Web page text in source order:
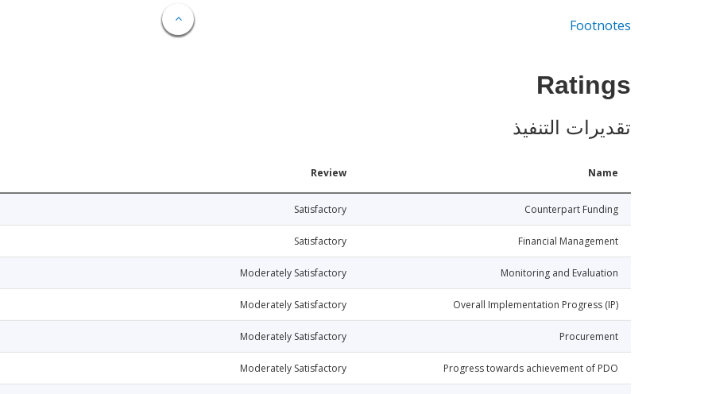
Footnotes
Ratings
تقديرات التنفيذ
Name
Review
Counterpart Funding
Satisfactory
Financial Management
Satisfactory
Monitoring and Evaluation
Moderately Satisfactory
Overall Implementation Progress (IP)
Moderately Satisfactory
Procurement
Moderately Satisfactory
Progress towards achievement of PDO
Moderately Satisfactory